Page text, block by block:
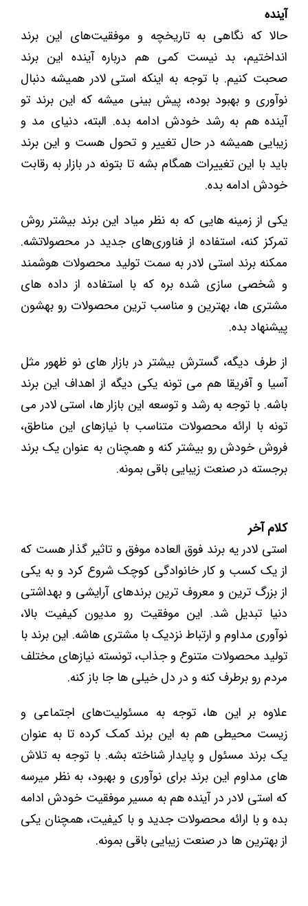
آینده
حالا که نگاهی به تاریخچه و موفقیت‌های این برند
انداختیم، بد نیست کمی هم درباره آینده این برند
صحبت کنیم. با توجه به اینکه استی لادر همیشه دنبال
نوآوری و بهبود بوده، پیش ‌بینی میشه که این برند تو
آینده هم به رشد خودش ادامه بده. البته، دنیای مد و
زیبایی همیشه در حال تغییر و تحول هست و این برند
باید با این تغییرات همگام بشه تا بتونه در بازار به رقابت
خودش ادامه بده.
یکی از زمینه ‌هایی که به نظر میاد این برند بیشتر روش
تمرکز کنه، استفاده از فناوری‌های جدید در محصولاتشه.
ممکنه برند استی لادر به سمت تولید محصولات هوشمند
و شخصی ‌سازی شده بره که با استفاده از داده ‌های
مشتری ‌ها، بهترین و مناسب ‌ترین محصولات رو بهشون
پیشنهاد بده.
از طرف دیگه، گسترش بیشتر در بازار های نو ظهور مثل
آسیا و آفریقا هم می ‌تونه یکی دیگه از اهداف این برند
باشه. با توجه به رشد و توسعه این بازار ها، استی لادر می
تونه با ارائه محصولات متناسب با نیازهای این مناطق،
فروش خودش رو بیشتر کنه و همچنان به عنوان یک برند
برجسته در صنعت زیبایی باقی بمونه.
کلام آخر
استی لادر یه برند فوق ‌العاده موفق و تاثیر گذار هست که
از یک کسب‌ و کار خانوادگی کوچک شروع کرد و به یکی
از بزرگ ‌ترین و معروف ‌ترین برندهای آرایشی و بهداشتی
دنیا تبدیل شد. این موفقیت رو مدیون کیفیت بالا،
نوآوری مداوم و ارتباط نزدیک با مشتری ‌هاشه. این برند با
تولید محصولات متنوع و جذاب، تونسته نیازهای مختلف
مردم رو برطرف کنه و در دل خیلی ها جا باز کنه.
علاوه بر این ها، توجه به مسئولیت‌های اجتماعی و
زیست محیطی هم به این برند کمک کرده تا به ‌عنوان
یک برند مسئول و پایدار شناخته بشه. با توجه به تلاش
‌های مداوم این برند برای نوآوری و بهبود، به نظر میرسه
که استی لادر در آینده هم به مسیر موفقیت خودش ادامه
بده و با ارائه محصولات جدید و با کیفیت، همچنان یکی
از بهترین‌ ها در صنعت زیبایی باقی بمونه.